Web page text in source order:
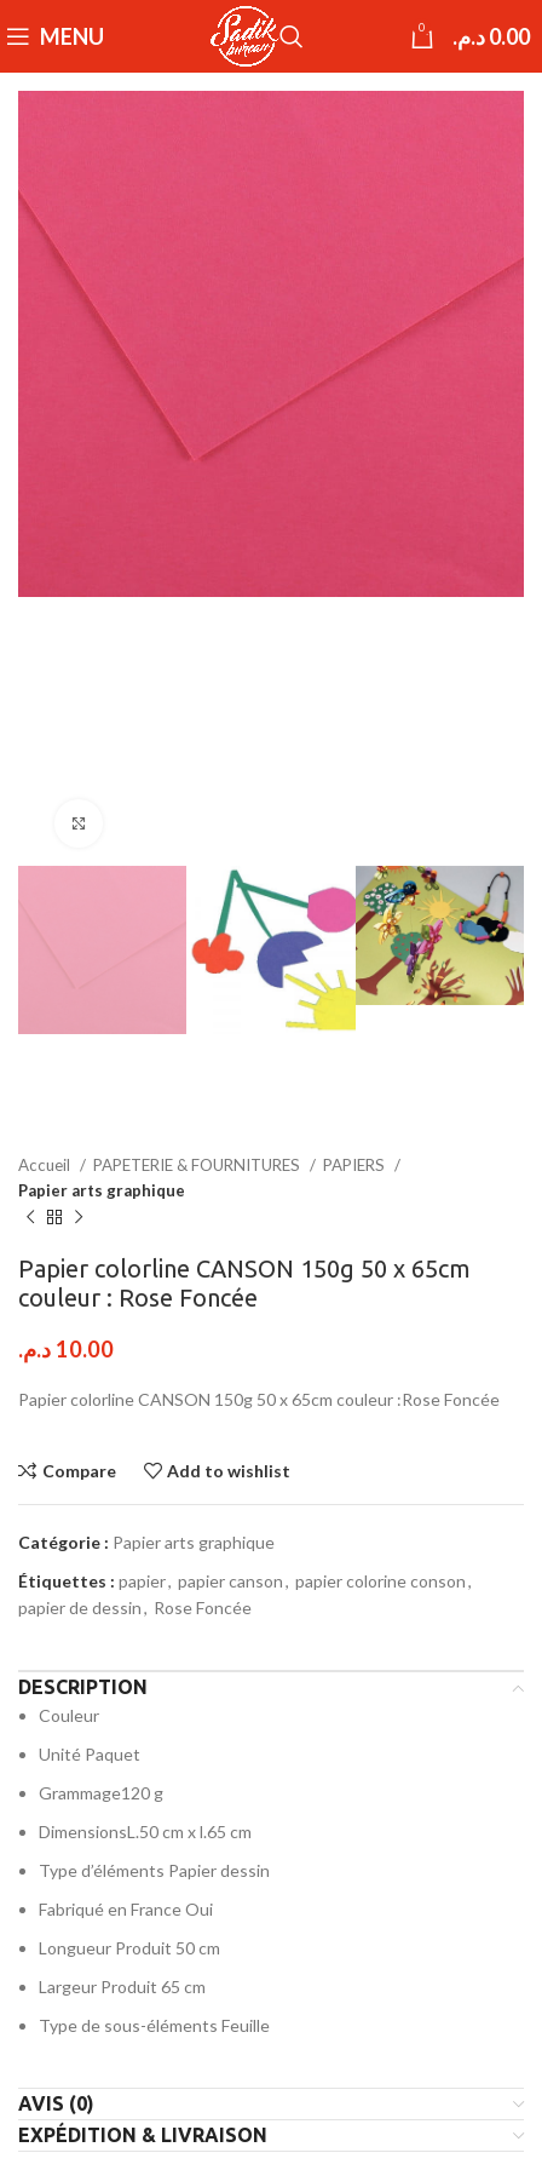
MENU 0 0.00د.م.
Accueil PAPETERIE & FOURNITURES
PAPIERS
Papier arts graphique
Papier colorline CANSON 150g 50 x 65cm
couleur : Rose Foncée
10.00 د.م.
Papier colorline CANSON 150g 50 x 65cm couleur :Rose Foncée
Compare Add to wishlist
Catégorie : Papier arts graphique
Étiquettes : papier, papier canson, papier colorine conson,
papier de dessin, Rose Foncée
DESCRIPTION
Couleur
Unité Paquet
Grammage120 g
DimensionsL.50 cm x l.65 cm
Type d’éléments Papier dessin
Fabriqué en FranceOui
Longueur Produit 50 cm
Largeur Produit 65 cm
Type de sous-éléments Feuille
AVIS (0)
EXPÉDITION & LIVRAISON